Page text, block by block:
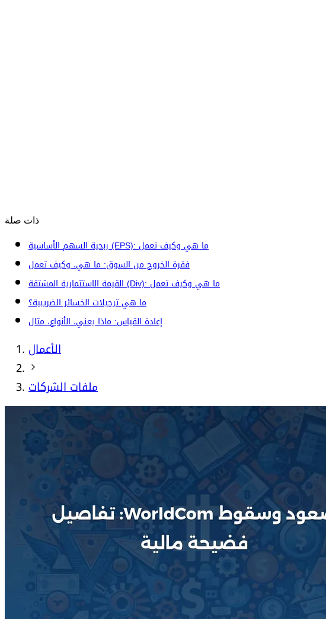
ذات صلة
ربحية السهم الأساسية (EPS): ما هي وكيف تعمل
فقرة الخروج من السوق: ما هي، وكيف تعمل
القيمة الاستثمارية المشتقة (Div): ما هي وكيف تعمل
ما هي ترحيلات الخسائر الضريبية؟
إعادة القياس: ماذا يعني، الأنواع، مثال
الأعمال
ملفات الشركات